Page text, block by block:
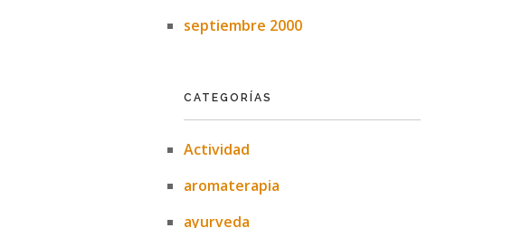
septiembre 2000
CATEGORÍAS
Actividad
aromaterapia
ayurveda